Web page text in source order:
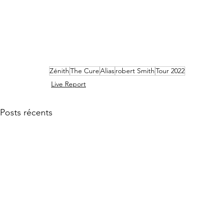
ZénithThe CureAliasrobert SmithTour 2022
Live Report
Posts récents